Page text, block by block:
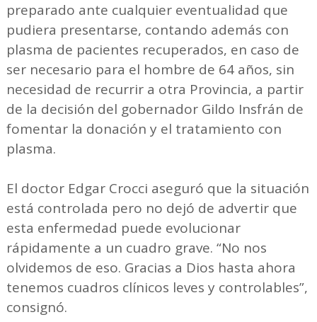
preparado ante cualquier eventualidad que
pudiera presentarse, contando además con
plasma de pacientes recuperados, en caso de
ser necesario para el hombre de 64 años, sin
necesidad de recurrir a otra Provincia, a partir
de la decisión del gobernador Gildo Insfrán de
fomentar la donación y el tratamiento con
plasma.
El doctor Edgar Crocci aseguró que la situación
está controlada pero no dejó de advertir que
esta enfermedad puede evolucionar
rápidamente a un cuadro grave. “No nos
olvidemos de eso. Gracias a Dios hasta ahora
tenemos cuadros clínicos leves y controlables”,
consignó.